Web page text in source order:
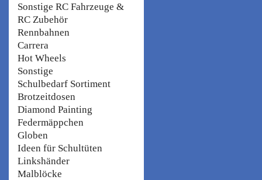
Sonstige RC Fahrzeuge &
RC Zubehör
Rennbahnen
Carrera
Hot Wheels
Sonstige
Schulbedarf Sortiment
Brotzeitdosen
Diamond Painting
Federmäppchen
Globen
Ideen für Schultüten
Linkshänder
Malblöcke